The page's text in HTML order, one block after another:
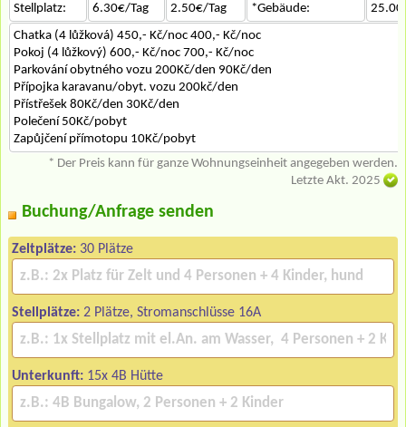
Stellplatz:
6.30€/Tag 2.50€/Tag *Gebäude:
Chatka (4 lůžková) 450,- Kč/noc 400,- Kč/noc
Pokoj (4 lůžkový) 600,- Kč/noc 700,- Kč/noc
Parkování obytného vozu 200Kč/den 90Kč/den
Přípojka karavanu/obyt. vozu 200kč/den
Přístřešek 80Kč/den 30Kč/den
Polečení 50Kč/pobyt
Zapůjčení přímotopu 10Kč/pobyt
* Der Preis kann für ganze Wohnungseinheit angegeben werden.
Letzte Akt. 2025
Buchung/Anfrage senden
Zeltplätze: 30 Plätze
Stellplätze: 2 Plätze, Stromanschlüsse 16A
Unterkunft: 15x 4B Hütte